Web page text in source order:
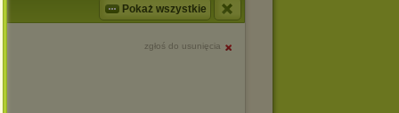
Pokaż wszystkie
zgłoś do usunięcia